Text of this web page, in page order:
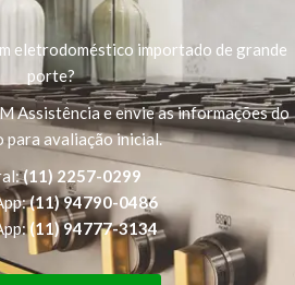
eletrodoméstico importado de grande
porte?
Assistência e envie as informações do
para avaliação inicial.
(11) 2257-0299
(11) 94790-0486
(11) 94777-3134